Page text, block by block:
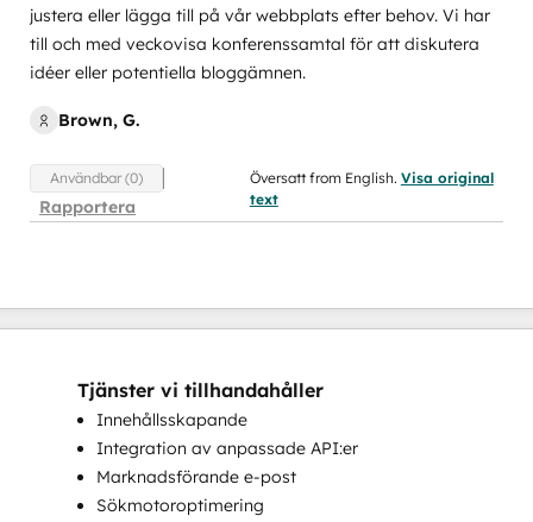
justera eller lägga till på vår webbplats efter behov. Vi har
till och med veckovisa konferenssamtal för att diskutera
idéer eller potentiella bloggämnen.
Brown, G.
Användbar (0)
Rapportera
Översatt from English. Visa original
text
Tjänster vi tillhandahåller
Innehållsskapande
Integration av anpassade API:er
Marknadsförande e-post
Sökmotoroptimering